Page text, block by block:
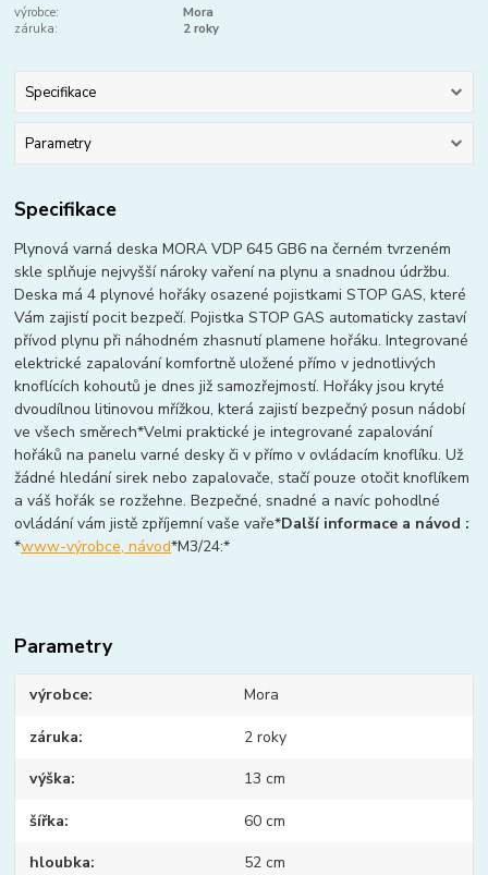
výrobce:
Mora
záruka:
2 roky
Specifikace
Parametry
Specifikace
Plynová varná deska MORA VDP 645 GB6 na černém tvrzeném
skle splňuje nejvyšší nároky vaření na plynu a snadnou údržbu.
Deska má 4 plynové hořáky osazené pojistkami STOP GAS, které
Vám zajistí pocit bezpečí. Pojistka STOP GAS automaticky zastaví
přívod plynu při náhodném zhasnutí plamene hořáku. Integrované
elektrické zapalování komfortně uložené přímo v jednotlivých
knoflících kohoutů je dnes již samozřejmostí. Hořáky jsou kryté
dvoudílnou litinovou mřížkou, která zajistí bezpečný posun nádobí
ve všech směrech*Velmi praktické je integrované zapalování
hořáků na panelu varné desky či v přímo v ovládacím knoflíku. Už
žádné hledání sirek nebo zapalovače, stačí pouze otočit knoflíkem
a váš hořák se rozžehne. Bezpečné, snadné a navíc pohodlné
ovládání vám jistě zpříjemní vaše vaře*Další informace a návod :
*www-výrobce, návod*M3/24:*
Parametry
výrobce Mora
záruka 2 roky
výška 13 cm
šířka 60 cm
hloubka 52 cm